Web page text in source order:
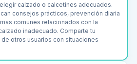
calzado o calcetines adecuados.
consejos prácticos, prevención diaria
comunes relacionados con la
inadecuado. Comparte tu
otros usuarios con situaciones